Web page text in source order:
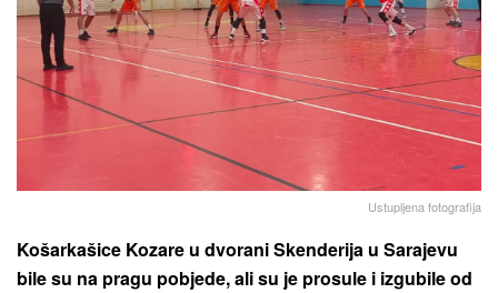
Ustupljena fotografija
Košarkašice Kozare u dvorani Skenderija u Sarajevu
bile su na pragu pobjede, ali su je prosule i izgubile od